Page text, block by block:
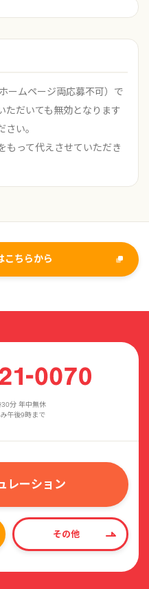
ームページ両応募不可）で
ただいても無効となります
い。
もって代えさせていただき
こちらから
分 年中無休
午後9時まで
レーション
その他